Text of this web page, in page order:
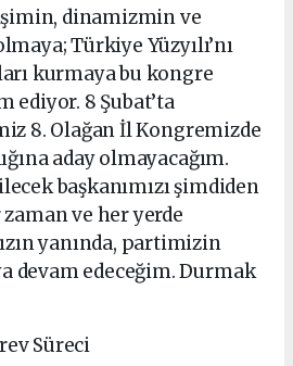
dinamizmin ve
Türkiye Yüzyılı’nı
kurmaya bu kongre
ediyor. 8 Şubat’ta
8. Olağan İl Kongremizde
aday olmayacağım.
başkanımızı şimdiden
ve her yerde
yanında, partimizin
devam edeceğim. Durmak
Süreci